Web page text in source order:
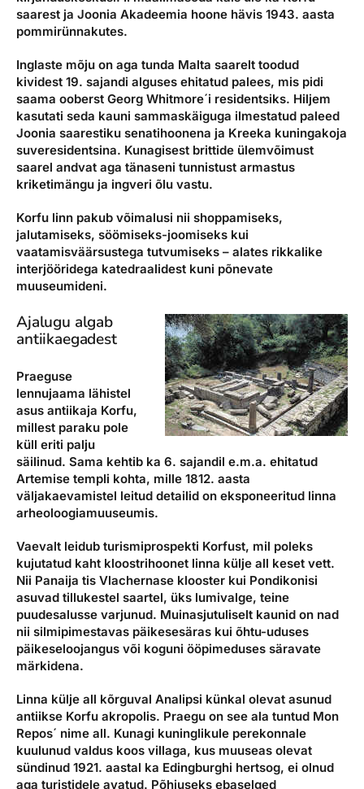
saarest ja Joonia Akadeemia hoone hävis 1943. aasta
pommirünnakutes.
Inglaste mõju on aga tunda Malta saarelt toodud
kividest 19. sajandi alguses ehitatud palees, mis pidi
saama ooberst Georg Whitmore´i residentsiks. Hiljem
kasutati seda kauni sammaskäiguga ilmestatud paleed
Joonia saarestiku senatihoonena ja Kreeka kuningakoja
suveresidentsina. Kunagisest brittide ülemvõimust
saarel andvat aga tänaseni tunnistust armastus
kriketimängu ja ingveri õlu vastu.
Korfu linn pakub võimalusi nii shoppamiseks,
jalutamiseks, söömiseks-joomiseks kui
vaatamisväärsustega tutvumiseks – alates rikkalike
interjööridega katedraalidest kuni põnevate
muuseumideni.
Ajalugu algab
antiikaegadest
Praeguse
lennujaama lähistel
asus antiikaja Korfu,
millest paraku pole
küll eriti palju
säilinud. Sama kehtib ka 6. sajandil e.m.a. ehitatud
Artemise templi kohta, mille 1812. aasta
väljakaevamistel leitud detailid on eksponeeritud linna
arheoloogiamuuseumis.
Vaevalt leidub turismiprospekti Korfust, mil poleks
kujutatud kaht kloostrihoonet linna külje all keset vett.
Nii Panaija tis Vlachernase klooster kui Pondikonisi
asuvad tillukestel saartel, üks lumivalge, teine
puudesalusse varjunud. Muinasjutuliselt kaunid on nad
nii silmipimestavas päikesesäras kui õhtu-uduses
päikeseloojangus või koguni ööpimeduses säravate
märkidena.
Linna külje all kõrguval Analipsi künkal olevat asunud
antiikse Korfu akropolis. Praegu on see ala tuntud Mon
Repos´ nime all. Kunagi kuninglikule perekonnale
kuulunud valdus koos villaga, kus muuseas olevat
sündinud 1921. aastal ka Edingburghi hertsog, ei olnud
aga turistidele avatud. Põhjuseks ebaselged